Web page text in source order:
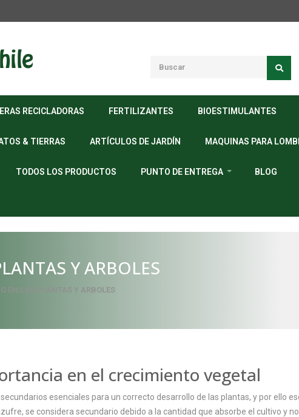
RECICLADORAS FERTILIZANTES BIOESTIMULANTES
& TIERRAS ARTÍCULOS DE JARDÍN MAQUINAS PARA
TODOS LOS PRODUCTOS PUNTO DE ENTREGA BLOG
Y ARBOLES
EN LAS PLANTAS Y ARBOLES
en el crecimiento vegetal
esenciales para un correcto desarrollo de las plantas, y por ello
se considera secundario debido a la cantidad que absorbe el cultivo y